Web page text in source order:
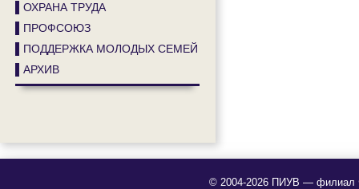
▌ОХРАНА ТРУДА
▌ПРОФСОЮЗ
▌ПОДДЕРЖКА МОЛОДЫХ СЕМЕЙ
▌АРХИВ
© 2004-2026 ПИУВ — филиал